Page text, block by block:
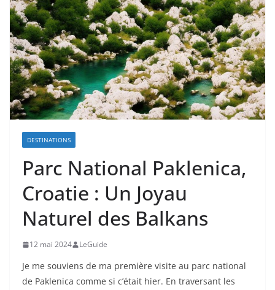
DESTINATIONS
Parc National Paklenica,
Croatie : Un Joyau
Naturel des Balkans
12 mai 2024 LeGuide
Je me souviens de ma première visite au parc national
de Paklenica comme si c’était hier. En traversant les